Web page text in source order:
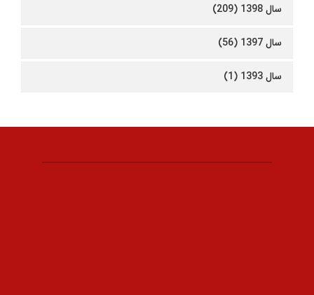
سال 1398 (209)
سال 1397 (56)
سال 1393 (1)